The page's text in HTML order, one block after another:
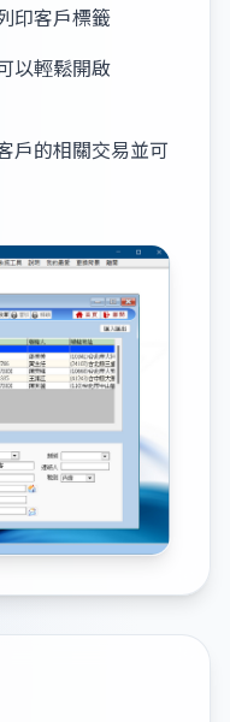
印客戶標籤
以輕鬆開啟
戶的相關交易並可